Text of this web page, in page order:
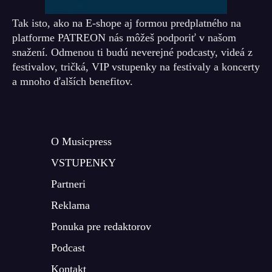
Tak isto, ako na E-shope aj formou predplatného na
platforme PATREON nás môžeš podporiť v našom
snažení. Odmenou ti budú neverejné podcasty, videá z
festivalov, tričká, VIP vstupenky na festivaly a koncerty
a mnoho ďalších benefitov.
O Musicpress
VSTUPENKY
Partneri
Reklama
Ponuka pre redaktorov
Podcast
Kontakt